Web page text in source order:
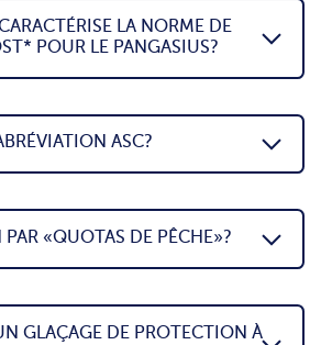
LA NORME DE
POUR LE PANGASIUS?
ASC?
«QUOTAS DE PÊCHE»?
GLAÇAGE DE PROTECTION À